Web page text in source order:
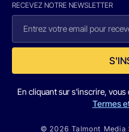
RECEVEZ NOTRE NEWSLETTER
En cliquant sur s'inscrire,
Termes
© 2026 Talmont Media